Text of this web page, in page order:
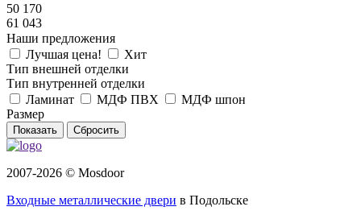
50 170
61 043
Наши предложения
Лучшая цена!
Хит
Тип внешней отделки
Тип внутренней отделки
Ламинат
МДФ ПВХ
МДФ шпон
Размер
Сбросить
2007-2026 © Mosdoor
Входные металлические двери в Подольске